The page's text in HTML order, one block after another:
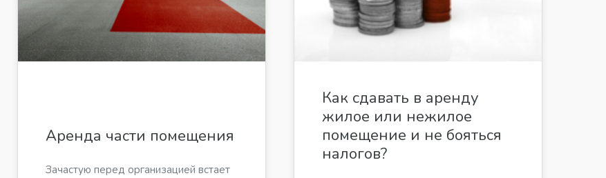
Аренда части помещения
Зачастую перед организацией встает
Как сдавать в аренду
жилое или нежилое
помещение и не бояться
налогов?